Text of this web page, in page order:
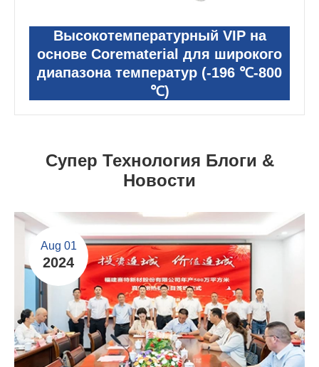
Высокотемпературный VIP на
основе Corematerial для широкого
диапазона температур (-196 ℃-800
℃)
Супер Технология Блоги &
Новости
Aug 01
2024